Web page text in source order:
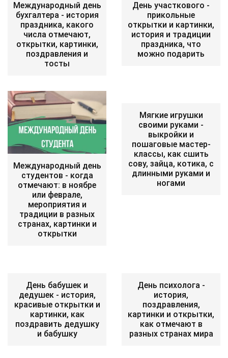
Международный день
бухгалтера - история
праздника, какого
числа отмечают,
открытки, картинки,
поздравления и
тосты
День участкового -
прикольные
открытки и картинки,
история и традиции
праздника, что
можно подарить
Международный день
студентов - когда
отмечают: в ноябре
или феврале,
мероприятия и
традиции в разных
странах, картинки и
открытки
Мягкие игрушки
своими руками -
выкройки и
пошаговые мастер-
классы, как сшить
сову, зайца, котика, с
длинными руками и
ногами
День бабушек и
дедушек - история,
красивые открытки и
картинки, как
поздравить дедушку
и бабушку
День психолога -
история,
поздравления,
картинки и открытки,
как отмечают в
разных странах мира